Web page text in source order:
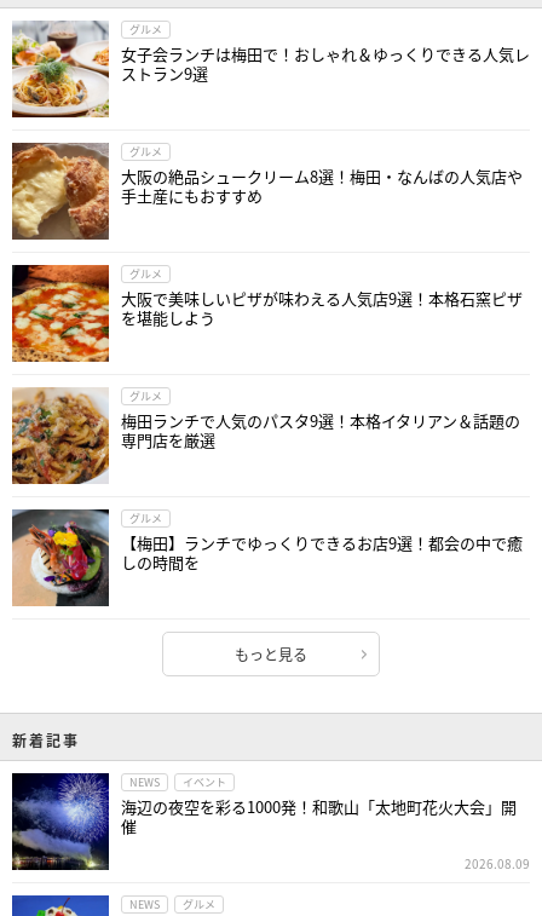
グルメ
女子会ランチは梅田で！おしゃれ＆ゆっくりできる人気レ
ストラン9選
グルメ
大阪の絶品シュークリーム8選！梅田・なんばの人気店や
手土産にもおすすめ
グルメ
大阪で美味しいピザが味わえる人気店9選！本格石窯ピザ
を堪能しよう
グルメ
梅田ランチで人気のパスタ9選！本格イタリアン＆話題の
専門店を厳選
グルメ
【梅田】ランチでゆっくりできるお店9選！都会の中で癒
しの時間を
もっと見る
新着記事
NEWS イベント
海辺の夜空を彩る1000発！和歌山「太地町花火大会」開
催
2026.08.09
NEWS グルメ